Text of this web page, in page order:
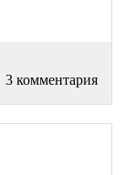
3 комментария